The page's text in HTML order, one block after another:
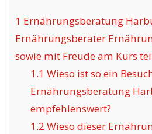
1 Ernährungsberatung
Ernährungsberater
sowie mit Freude am Kurs
1.1 Wieso ist so ein
Ernährungsberatung
empfehlenswert?
1.2 Wieso dieser